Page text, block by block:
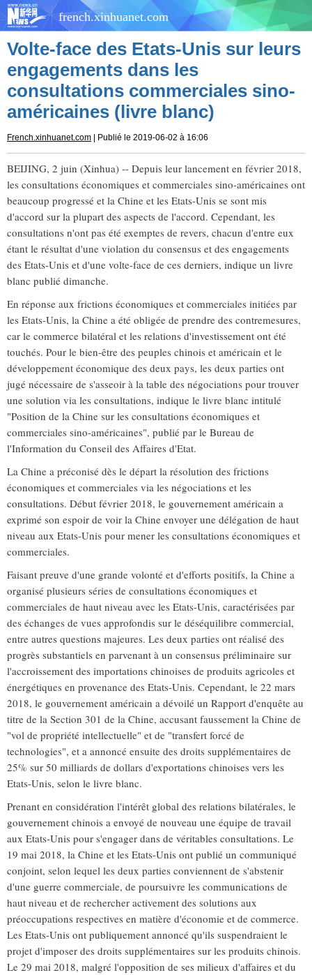
french.xinhuanet.com
Volte-face des Etats-Unis sur leurs
engagements dans les
consultations commerciales sino-
américaines (livre blanc)
French.xinhuanet.com | Publié le 2019-06-02 à 16:06
BEIJING, 2 juin (Xinhua) -- Depuis leur lancement en février 2018,
les consultations économiques et commerciales sino-américaines ont
beaucoup progressé et la Chine et les Etats-Unis se sont mis
d'accord sur la plupart des aspects de l'accord. Cependant, les
consultations n'ont pas été exemptes de revers, chacun d'entre eux
étant le résultat d'une violation du consensus et des engagements
des Etats-Unis et d'une volte-face de ces derniers, indique un livre
blanc publié dimanche.
En réponse aux frictions économiques et commerciales initiées par
les Etats-Unis, la Chine a été obligée de prendre des contremesures,
car le commerce bilatéral et les relations d'investissement ont été
touchés. Pour le bien-être des peuples chinois et américain et le
développement économique des deux pays, les deux parties ont
jugé nécessaire de s'asseoir à la table des négociations pour trouver
une solution via les consultations, indique le livre blanc intitulé
"Position de la Chine sur les consultations économiques et
commerciales sino-américaines", publié par le Bureau de
l'Information du Conseil des Affaires d'Etat.
La Chine a préconisé dès le départ la résolution des frictions
économiques et commerciales via les négociations et les
consultations. Début février 2018, le gouvernement américain a
exprimé son espoir de voir la Chine envoyer une délégation de haut
niveau aux Etats-Unis pour mener les consultations économiques et
commerciales.
Faisant preuve d'une grande volonté et d'efforts positifs, la Chine a
organisé plusieurs séries de consultations économiques et
commerciales de haut niveau avec les Etats-Unis, caractérisées par
des échanges de vues approfondis sur le déséquilibre commercial,
entre autres questions majeures. Les deux parties ont réalisé des
progrès substantiels en parvenant à un consensus préliminaire sur
l'accroissement des importations chinoises de produits agricoles et
énergétiques en provenance des Etats-Unis. Cependant, le 22 mars
2018, le gouvernement américain a dévoilé un Rapport d'enquête au
titre de la Section 301 de la Chine, accusant faussement la Chine de
"vol de propriété intellectuelle" et de "transfert forcé de
technologies", et a annoncé ensuite des droits supplémentaires de
25% sur 50 milliards de dollars d'exportations chinoises vers les
Etats-Unis, selon le livre blanc.
Prenant en considération l'intérêt global des relations bilatérales, le
gouvernement chinois a envoyé de nouveau une équipe de travail
aux Etats-Unis pour s'engager dans de véritables consultations. Le
19 mai 2018, la Chine et les Etats-Unis ont publié un communiqué
conjoint, selon lequel les deux parties conviennent de s'abstenir
d'une guerre commerciale, de poursuivre les communications de
haut niveau et de rechercher activement des solutions aux
préoccupations respectives en matière d'économie et de commerce.
Les Etats-Unis ont publiquement annoncé qu'ils suspendraient le
projet d'imposer des droits supplémentaires sur les produits chinois.
Le 29 mai 2018, malgré l'opposition de ses milieux d'affaires et du